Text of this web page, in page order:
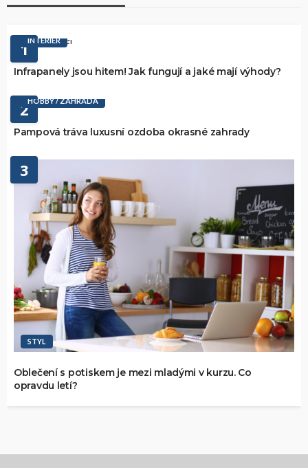
1INTERIÉR
Infrapanely jsou hitem! Jak fungují a jaké mají výhody?
2HOBBY / ZAHRADA
Pampová tráva luxusní ozdoba okrasné zahrady
3
STYL
Oblečení s potiskem je mezi mladými v kurzu. Co
opravdu letí?